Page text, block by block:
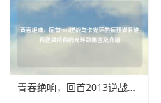
青春绝响，回首2013逆战与卡光环的疯狂岁月谁有逆战所有的光环效果图及介绍